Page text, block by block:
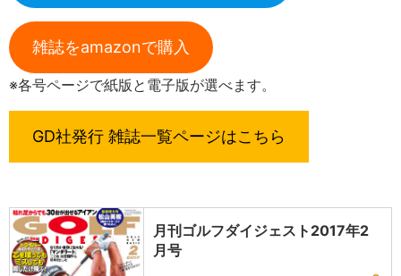
雑誌をamazonで購入
※各号ページで紙版と電子版が選べます。
GD社発行 雑誌一覧ページはこちら
月刊ゴルフダイジェスト2017年2
月号